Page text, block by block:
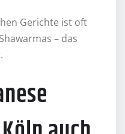
Gerichte ist oft
– das